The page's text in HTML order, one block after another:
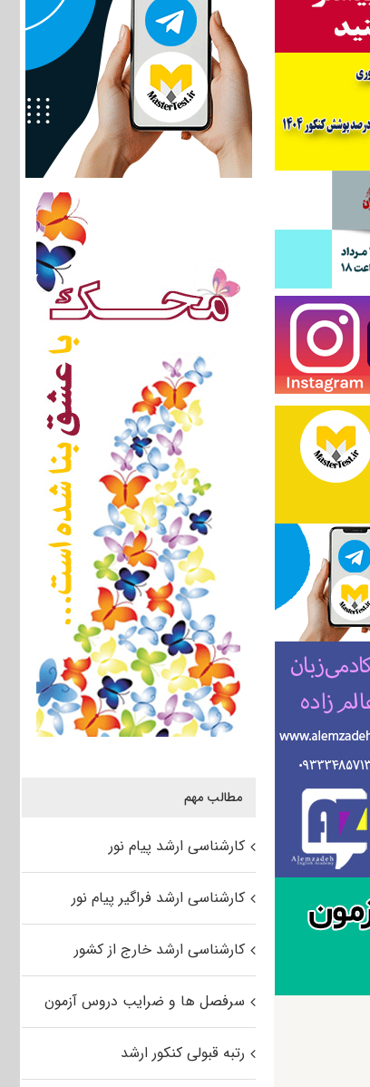
مطالب مهم
کارشناسی ارشد پیام نور
کارشناسی ارشد فراگیر پیام نور
کارشناسی ارشد خارج از کشور
سرفصل ها و ضرایب دروس آزمون
رتبه قبولی کنکور ارشد